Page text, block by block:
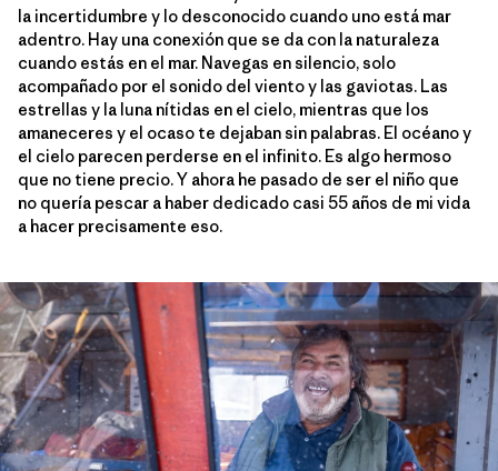
la incertidumbre y lo desconocido cuando uno está mar
adentro. Hay una conexión que se da con la naturaleza
cuando estás en el mar. Navegas en silencio, solo
acompañado por el sonido del viento y las gaviotas. Las
estrellas y la luna nítidas en el cielo, mientras que los
amaneceres y el ocaso te dejaban sin palabras. El océano y
el cielo parecen perderse en el infinito. Es algo hermoso
que no tiene precio. Y ahora he pasado de ser el niño que
no quería pescar a haber dedicado casi 55 años de mi vida
a hacer precisamente eso.